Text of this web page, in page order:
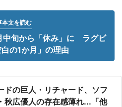
本文を読む
中旬から「休み」に ラグビ
の1か月」の理由
ドの巨人・リチャード、ソフ
秋広優人の存在感薄れ...「他